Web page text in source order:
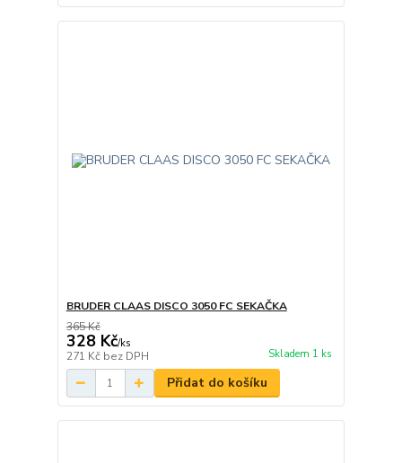
BRUDER CLAAS DISCO 3050 FC SEKAČKA
365 Kč
328 Kč/ks
271 Kč bez DPH Skladem 1 ks
Přidat do košíku